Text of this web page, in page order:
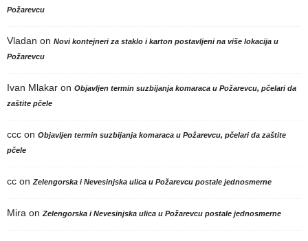
Požarevcu
Vladan on Novi kontejneri za staklo i karton postavljeni na više lokacija u
Požarevcu
Ivan Mlakar on Objavljen termin suzbijanja komaraca u Požarevcu, pčelari da
zaštite pčele
ccc on Objavljen termin suzbijanja komaraca u Požarevcu, pčelari da zaštite
pčele
cc on Zelengorska i Nevesinjska ulica u Požarevcu postale jednosmerne
Mira on Zelengorska i Nevesinjska ulica u Požarevcu postale jednosmerne